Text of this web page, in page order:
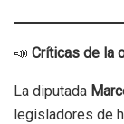
📣 Críticas de la
La diputada
legisladores de